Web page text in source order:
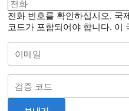
전화 번호를 확인하십시오. 국
코드가 포함되어야 합니다. 이